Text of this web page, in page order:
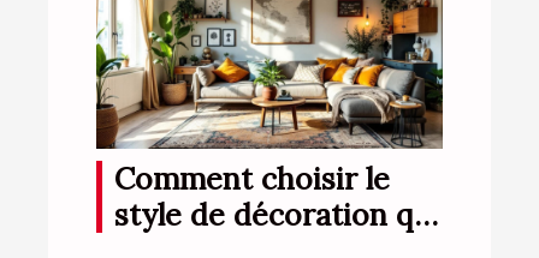
Comment choisir le
style de décoration qui